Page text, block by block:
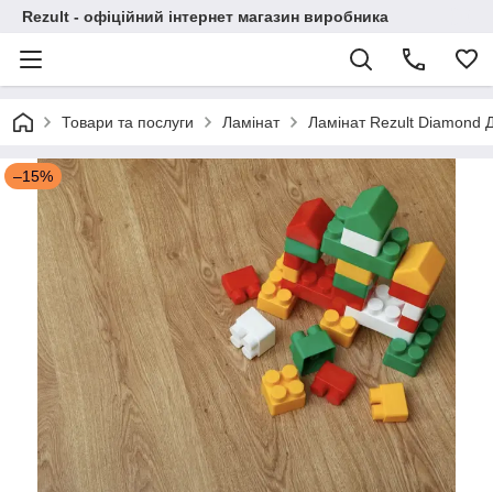
Rezult - офіційний інтернет магазин виробника
Товари та послуги Ламінат Ламінат Rezult Diamond
–15%